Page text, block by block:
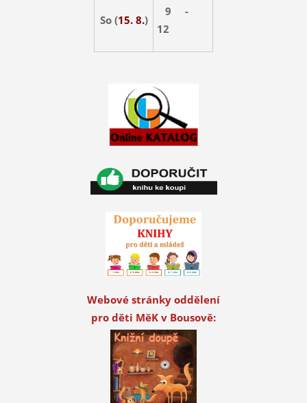
So (15. 8.)
9 -
12
Webové stránky oddělení
pro děti MěK v Bousově: